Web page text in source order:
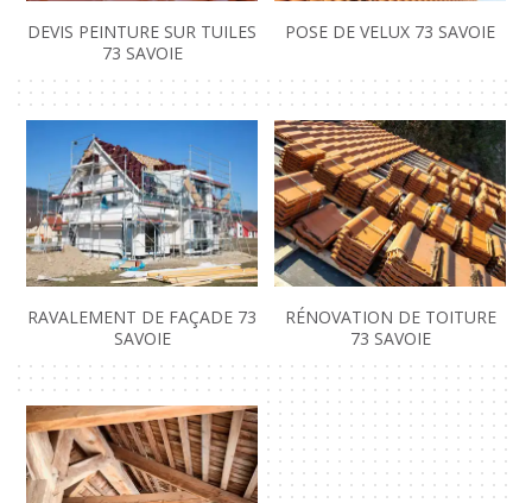
DEVIS PEINTURE SUR TUILES
73 SAVOIE
POSE DE VELUX 73 SAVOIE
RAVALEMENT DE FAÇADE 73
SAVOIE
RÉNOVATION DE TOITURE
73 SAVOIE